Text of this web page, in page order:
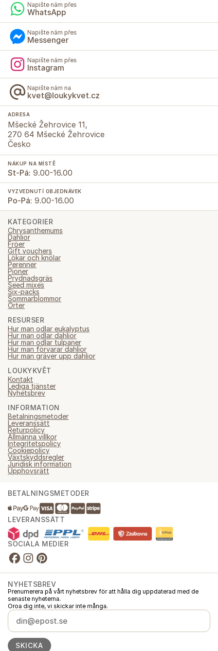
Napište nám přes
WhatsApp
Napište nám přes
Messenger
Napište nám přes
Instagram
Napište nám na
kvet@loukykvet.cz
ADRESA
Mšecké Žehrovice 11,
270 64 Mšecké Žehrovice
Česko
NÁKUP NA MÍSTĚ
St-Pá: 9.00-16.00
VYZVEDNUTÍ OBJEDNÁVEK
Po-Pá: 9.00-16.00
KATEGORIER
Chrysanthemums
Dahlior
Fröer
Gift vouchers
Lökar och knölar
Perenner
Pioner
Prydnadsgräs
Seed mixes
Six-packs
Sommarblommor
Örter
RESURSER
Hur man odlar eukalyptus
Hur man odlar dahlior
Hur man odlar tulpaner
Hur man förvarar dahlior
Hur man gräver upp dahlior
LOUKYKVĚT
Kontakt
Lediga tjänster
Nyhetsbrev
INFORMATION
Betalningsmetoder
Leveranssätt
Returpolicy
Allmänna villkor
Integritetspolicy
Cookiepolicy
Växtskyddsregler
Juridisk information
Upphovsrätt
BETALNINGSMETODER
LEVERANSSÄTT
SOCIALA MEDIER
NYHETSBREV
Prenumerera på vårt nyhetsbrev för att hålla dig uppdaterad med de
senaste nyheterna.
Oroa dig inte, vi skickar inte många.
SKICKA